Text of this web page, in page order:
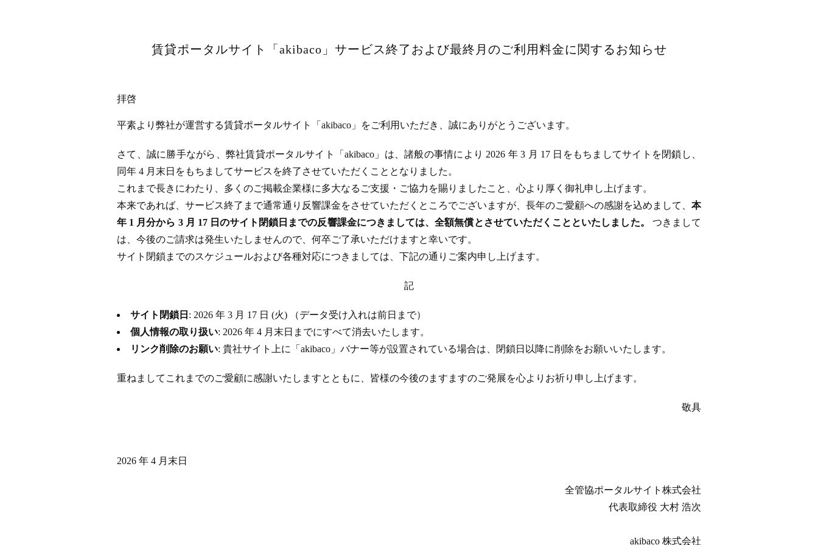
賃貸ポータルサイト「akibaco」サービス終了および最終月のご利用料金に関するお知らせ
拝啓
平素より弊社が運営する賃貸ポータルサイト「akibaco」をご利用いただき、誠にありがとうございます。
さて、誠に勝手ながら、弊社賃貸ポータルサイト「akibaco」は、諸般の事情により 2026 年 3 月 17 日をもちましてサイトを閉鎖し、
同年 4 月末日をもちましてサービスを終了させていただくこととなりました。
これまで長きにわたり、多くのご掲載企業様に多大なるご支援・ご協力を賜りましたこと、心より厚く御礼申し上げます。
本来であれば、サービス終了まで通常通り反響課金をさせていただくところでございますが、長年のご愛顧への感謝を込めまして、 本
年 1 月分から 3 月 17 日のサイト閉鎖日までの反響課金につきましては、全額無償とさせていただくことといたしました。 つきまして
は、今後のご請求は発生いたしませんので、何卒ご了承いただけますと幸いです。
サイト閉鎖までのスケジュールおよび各種対応につきましては、下記の通りご案内申し上げます。
記
サイト閉鎖日 : 2026 年 3 月 17 日 (火) （データ受け入れは前日まで）
個人情報の取り扱い: 2026 年 4 月末日までにすべて消去いたします。
リンク削除のお願い: 貴社サイト上に「akibaco」バナー等が設置されている場合は、閉鎖日以降に削除をお願いいたします。
重ねましてこれまでのご愛顧に感謝いたしますとともに、皆様の今後のますますのご発展を心よりお祈り申し上げます。
敬具
2026 年 4 月末日
全管協ポータルサイト株式会社
代表取締役 大村 浩次
akibaco 株式会社